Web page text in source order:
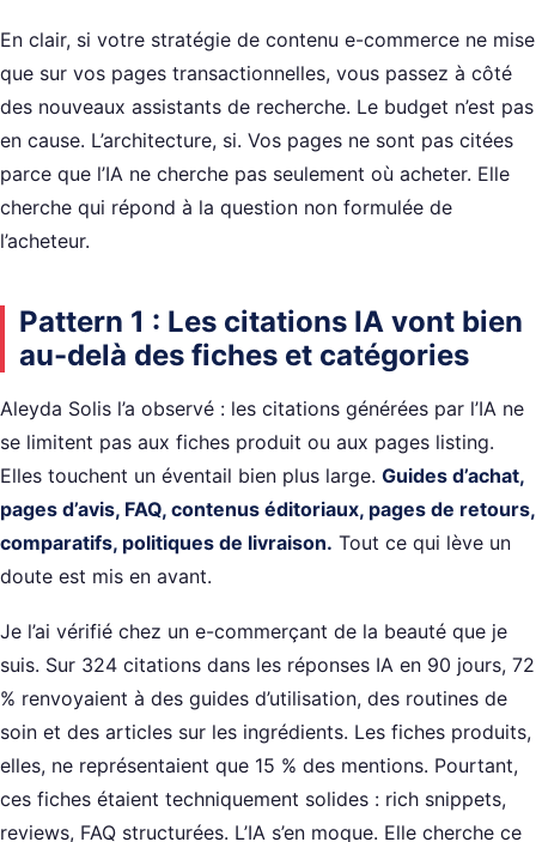
En clair, si votre stratégie de contenu e-commerce ne mise
que sur vos pages transactionnelles, vous passez à côté
des nouveaux assistants de recherche. Le budget n’est pas
en cause. L’architecture, si. Vos pages ne sont pas citées
parce que l’IA ne cherche pas seulement où acheter. Elle
cherche qui répond à la question non formulée de
l’acheteur.
Pattern 1 : Les citations IA vont bien
au-delà des fiches et catégories
Aleyda Solis l’a observé : les citations générées par l’IA ne
se limitent pas aux fiches produit ou aux pages listing.
Elles touchent un éventail bien plus large. Guides d’achat,
pages d’avis, FAQ, contenus éditoriaux, pages de retours,
comparatifs, politiques de livraison. Tout ce qui lève un
doute est mis en avant.
Je l’ai vérifié chez un e-commerçant de la beauté que je
suis. Sur 324 citations dans les réponses IA en 90 jours, 72
% renvoyaient à des guides d’utilisation, des routines de
soin et des articles sur les ingrédients. Les fiches produits,
elles, ne représentaient que 15 % des mentions. Pourtant,
ces fiches étaient techniquement solides : rich snippets,
reviews, FAQ structurées. L’IA s’en moque. Elle cherche ce